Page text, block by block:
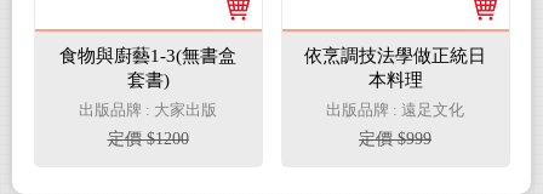
食物與廚藝1-3(無書盒
套書)
出版品牌 : 大家出版
定價 $1200
依烹調技法學做正統日
本料理
出版品牌 : 遠足文化
定價 $999